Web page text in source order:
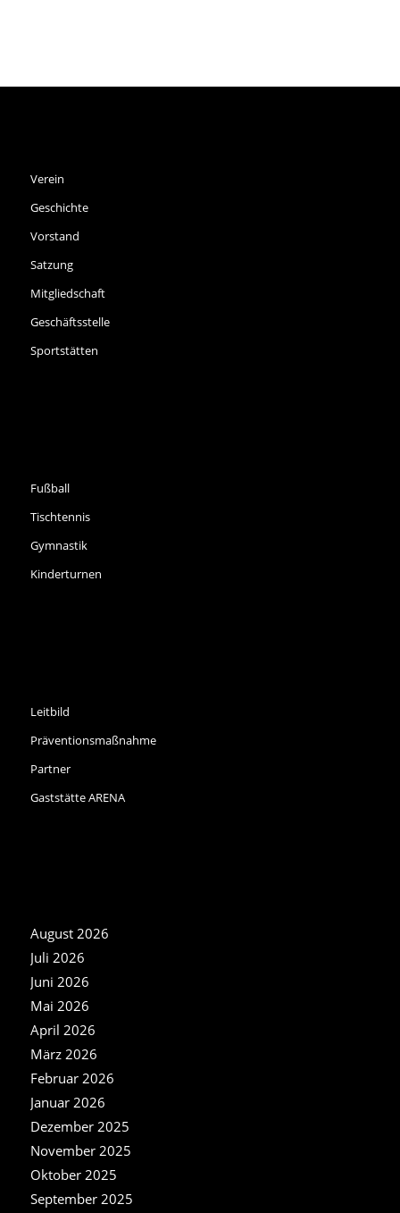
Verein
Geschichte
Vorstand
Satzung
Mitgliedschaft
Geschäftsstelle
Sportstätten
Fußball
Tischtennis
Gymnastik
Kinderturnen
Leitbild
Präventionsmaßnahme
Partner
Gaststätte ARENA
August 2026
Juli 2026
Juni 2026
Mai 2026
April 2026
März 2026
Februar 2026
Januar 2026
Dezember 2025
November 2025
Oktober 2025
September 2025